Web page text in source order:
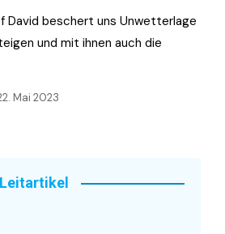
David beschert uns Unwetterlage
und mit ihnen auch die
Mai 2023